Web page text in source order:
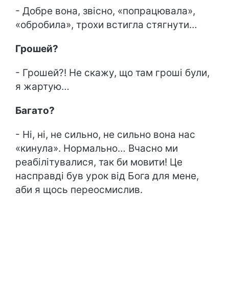
- Добре вона, звісно, «попрацювала»,
«обробила», трохи встигла стягнути…
Грошей?
- Грошей?! Не скажу, що там гроші були,
я жартую…
Багато?
- Ні, ні, не сильно, не сильно вона нас
«кинула». Нормально… Вчасно ми
реабілітувалися, так би мовити! Це
насправді був урок від Бога для мене,
аби я щось переосмислив.